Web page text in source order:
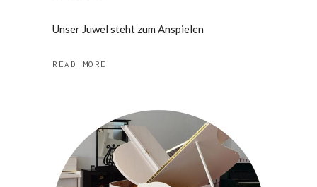
Unser Juwel steht zum Anspielen
READ MORE